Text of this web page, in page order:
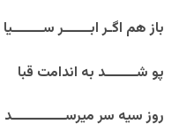
باز هم اگـر ابــــــر ســـــــیا
پو شـــــــد به اندامت قبا
روز سیه سر میرســــــــــــد